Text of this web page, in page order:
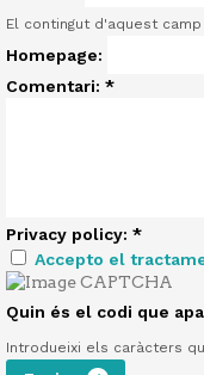
El contingut d'aquest
Homepage:
Comentari: *
Privacy policy: *
Accepto el
Quin és el codi que
Introdueixi els caràcters